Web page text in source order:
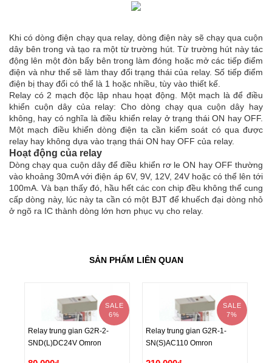
Khi có dòng điện chạy qua relay, dòng điện này sẽ chạy qua cuộn
dây bên trong và tạo ra một từ trường hút. Từ trường hút này tác
động lên một đòn bẩy bên trong làm đóng hoặc mở các tiếp điểm
điện và như thế sẽ làm thay đổi trạng thái của relay. Số tiếp điểm
điện bị thay đổi có thể là 1 hoặc nhiều, tùy vào thiết kế.
Relay có 2 mạch độc lập nhau họạt động. Một mạch là để điều
khiển cuộn dây của relay: Cho dòng chạy qua cuộn dây hay
không, hay có nghĩa là điều khiển relay ở trạng thái ON hay OFF.
Một mạch điều khiển dòng điện ta cần kiểm soát có qua được
relay hay không dựa vào trạng thái ON hay OFF của relay.
Hoạt động của relay
Dòng chạy qua cuộn dây để điều khiển rơ le ON hay OFF thường
vào khoảng 30mA với điện áp 6V, 9V, 12V, 24V hoặc có thể lên tới
100mA. Và bạn thấy đó, hầu hết các con chip đều không thể cung
cấp dòng này, lúc này ta cần có một BJT để khuếch đại dòng nhỏ
ở ngõ ra IC thành dòng lớn hơn phục vụ cho relay.
SẢN PHẨM LIÊN QUAN
SALE
6%
Relay trung gian G2R-2-
Relay trung gian G2R-2-
SND(L)DC24V Omron
SALE
7%
Relay trung gian G2R-1-
Relay trung gian G2R-1-
SN(S)AC110 Omron